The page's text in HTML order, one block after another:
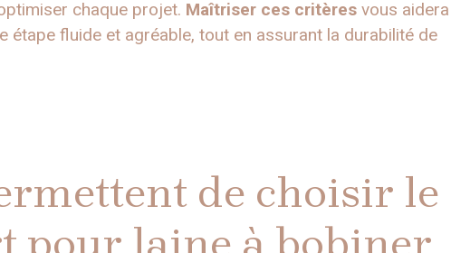
chaque projet. Maîtriser ces critères vous aidera
étape fluide et agréable, tout en assurant la durabilité de
de choisir le